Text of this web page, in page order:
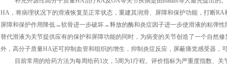
HA ，将病理状况下的滑液恢复至正常状态，重建其润滑、屏障和保护功能，打断RA
屏障和保护作用降低→软骨进一步破坏→释放的酶和炎症因子进一步使滑液的粘弹性
替代滑液为关节提供应有的保护和屏障功能的同时，为病变的关节创造了一个自然
外，高分子质量HA还可抑制血管和组织的增生，抑制炎症反应，屏蔽痛觉感受器，
目前常用的给药方法为每周给药1次， 5周为1疗程。评价指标为严重度指数、关